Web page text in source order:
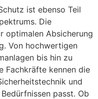
ist ebenso Teil
Die
optimalen Absicherung
Von hochwertigen
bis hin zu
Fachkräfte kennen die
und
passt. Ob